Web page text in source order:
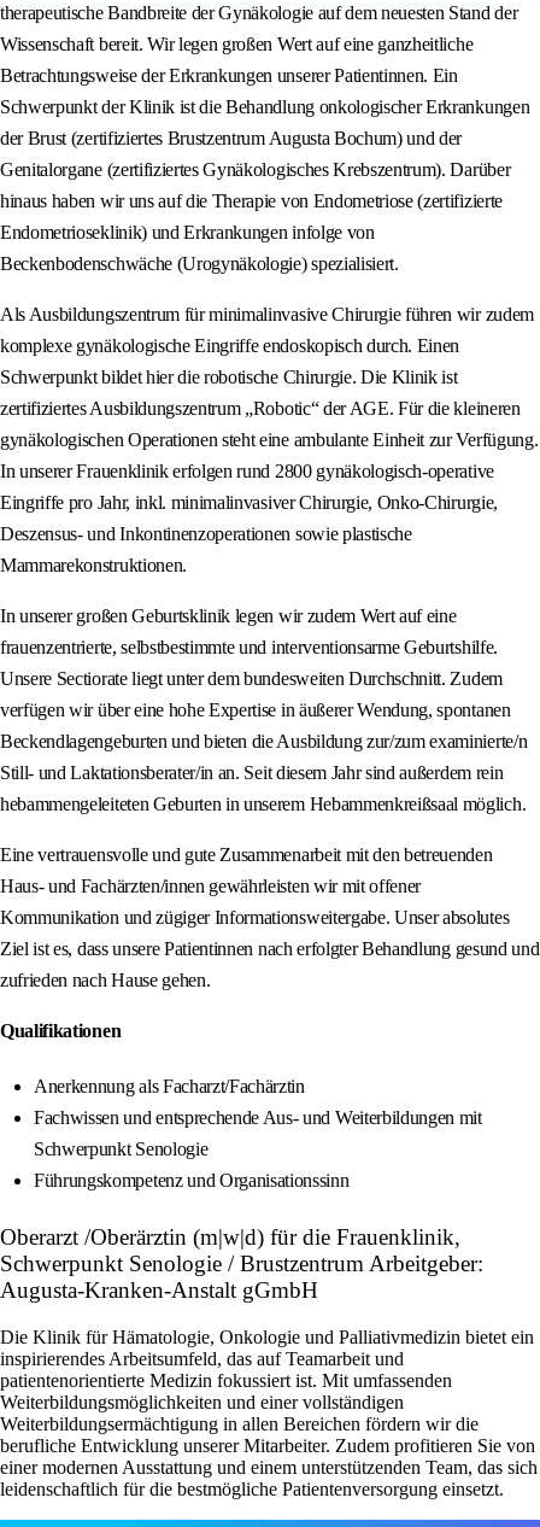
therapeutische Bandbreite der Gynäkologie auf dem neuesten Stand der
Wissenschaft bereit. Wir legen großen Wert auf eine ganzheitliche
Betrachtungsweise der Erkrankungen unserer Patientinnen. Ein
Schwerpunkt der Klinik ist die Behandlung onkologischer Erkrankungen
der Brust (zertifiziertes Brustzentrum Augusta Bochum) und der
Genitalorgane (zertifiziertes Gynäkologisches Krebszentrum). Darüber
hinaus haben wir uns auf die Therapie von Endometriose (zertifizierte
Endometrioseklinik) und Erkrankungen infolge von
Beckenbodenschwäche (Urogynäkologie) spezialisiert.
Als Ausbildungszentrum für minimalinvasive Chirurgie führen wir zudem
komplexe gynäkologische Eingriffe endoskopisch durch. Einen
Schwerpunkt bildet hier die robotische Chirurgie. Die Klinik ist
zertifiziertes Ausbildungszentrum „Robotic“ der AGE. Für die kleineren
gynäkologischen Operationen steht eine ambulante Einheit zur Verfügung.
In unserer Frauenklinik erfolgen rund 2800 gynäkologisch-operative
Eingriffe pro Jahr, inkl. minimalinvasiver Chirurgie, Onko-Chirurgie,
Deszensus- und Inkontinenzoperationen sowie plastische
Mammarekonstruktionen.
In unserer großen Geburtsklinik legen wir zudem Wert auf eine
frauenzentrierte, selbstbestimmte und interventionsarme Geburtshilfe.
Unsere Sectiorate liegt unter dem bundesweiten Durchschnitt. Zudem
verfügen wir über eine hohe Expertise in äußerer Wendung, spontanen
Beckendlagengeburten und bieten die Ausbildung zur/zum examinierte/n
Still- und Laktationsberater/in an. Seit diesem Jahr sind außerdem rein
hebammengeleiteten Geburten in unserem Hebammenkreißsaal möglich.
Eine vertrauensvolle und gute Zusammenarbeit mit den betreuenden
Haus- und Fachärzten/innen gewährleisten wir mit offener
Kommunikation und zügiger Informationsweitergabe. Unser absolutes
Ziel ist es, dass unsere Patientinnen nach erfolgter Behandlung gesund und
zufrieden nach Hause gehen.
Qualifikationen
Anerkennung als Facharzt/Fachärztin
Fachwissen und entsprechende Aus- und Weiterbildungen mit
Schwerpunkt Senologie
Führungskompetenz und Organisationssinn
Oberarzt /Oberärztin (m|w|d) für die Frauenklinik,
Schwerpunkt Senologie / Brustzentrum Arbeitgeber:
Augusta-Kranken-Anstalt gGmbH
Die Klinik für Hämatologie, Onkologie und Palliativmedizin bietet ein
inspirierendes Arbeitsumfeld, das auf Teamarbeit und
patientenorientierte Medizin fokussiert ist. Mit umfassenden
Weiterbildungsmöglichkeiten und einer vollständigen
Weiterbildungsermächtigung in allen Bereichen fördern wir die
berufliche Entwicklung unserer Mitarbeiter. Zudem profitieren Sie von
einer modernen Ausstattung und einem unterstützenden Team, das sich
leidenschaftlich für die bestmögliche Patientenversorgung einsetzt.